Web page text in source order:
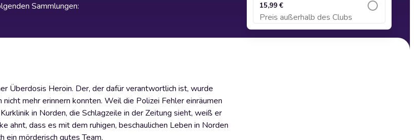
Sammlungen:
Überdosis Heroin. Der, der dafür verantwortlich ist, wurde
mehr erinnern konnten. Weil die Polizei Fehler einräumen
in Norden, die Schlagzeile in der Zeitung sieht, weiß er
ahnt, dass es mit dem ruhigen, beschaulichen Leben in Norden
ein mörderisch gutes Team.
15,99 €
Preis außerhalb des Clubs
Zum Warenkorb hinzufügen